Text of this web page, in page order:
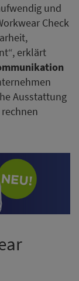
und
Check
erklärt
Ausstattung
rechnen